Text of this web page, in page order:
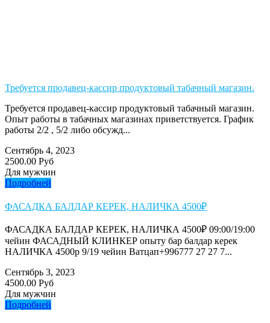
Требуется продавец-кассир продуктовый табачный магазин.
Требуется продавец-кассир продуктовый табачный магазин.
Опыт работы в табачных магазинах приветствуется. График
работы 2/2 , 5/2 либо обсужд...
Сентябрь 4, 2023
2500.00 Руб
Для мужчин
Подробней
ФАСАДКА БАЛДАР КЕРЕК, НАЛИЧКА 4500₽
ФАСАДКА БАЛДАР КЕРЕК, НАЛИЧКА 4500₽ 09:00/19:00
чейин ФАСАДНЫЙ КЛИНКЕР опыту бар балдар керек
НАЛИЧКА 4500р 9/19 чейин Ватцап+996777 27 27 7...
Сентябрь 3, 2023
4500.00 Руб
Для мужчин
Подробней